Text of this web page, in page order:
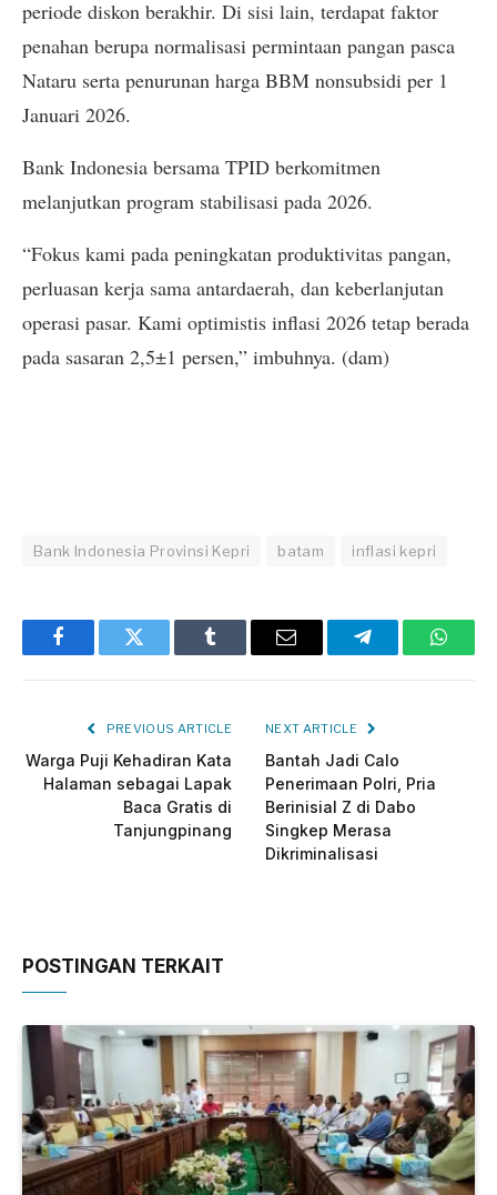
periode diskon berakhir. Di sisi lain, terdapat faktor
penahan berupa normalisasi permintaan pangan pasca
Nataru serta penurunan harga BBM nonsubsidi per 1
Januari 2026.
Bank Indonesia bersama TPID berkomitmen
melanjutkan program stabilisasi pada 2026.
“Fokus kami pada peningkatan produktivitas pangan,
perluasan kerja sama antardaerah, dan keberlanjutan
operasi pasar. Kami optimistis inflasi 2026 tetap berada
pada sasaran 2,5±1 persen,” imbuhnya. (dam)
Bank Indonesia Provinsi Kepri batam inflasi kepri
FacebookTwitter Tumblr Email Telegram
PREVIOUS ARTICLE
Warga Puji Kehadiran Kata
Halaman sebagai Lapak
Baca Gratis di
Tanjungpinang
NEXT ARTICLE
Bantah Jadi Calo
Penerimaan Polri, Pria
Berinisial Z di Dabo
Singkep Merasa
Dikriminalisasi
POSTINGAN TERKAIT